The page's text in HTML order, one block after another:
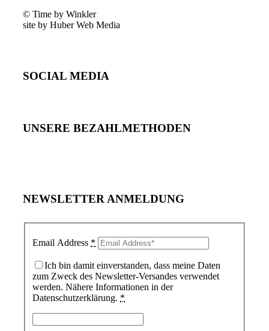
© Time by Winkler
site by Huber Web Media
SOCIAL MEDIA
UNSERE BEZAHLMETHODEN
NEWSLETTER ANMELDUNG
Email Address *
Ich bin damit einverstanden, dass meine Daten
zum Zweck des Newsletter-Versandes verwendet
werden. Nähere Informationen in der
Datenschutzerklärung. *